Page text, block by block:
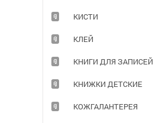
КИСТИ
КЛЕЙ
КНИГИ ДЛЯ ЗАПИСЕЙ
КНИЖКИ ДЕТСКИЕ
КОЖГАЛАНТЕРЕЯ